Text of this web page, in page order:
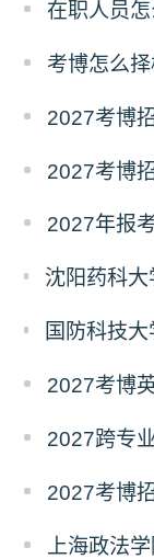
在职人员
考博怎么
2027考博
上海政法